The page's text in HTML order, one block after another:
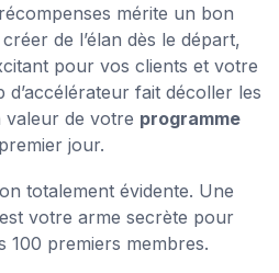
mérite un bon
de l’élan dès le départ,
pour vos clients et votre
d’accélérateur fait décoller les
de votre programme
jour.
totalement évidente. Une
votre arme secrète pour
100 premiers membres.